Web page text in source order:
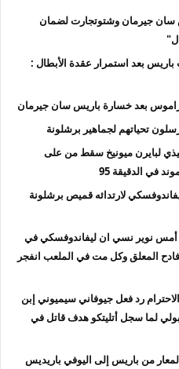
جيرمان وشتوتجارت لضمان
بعد استمرار عقدة الأبطال :
بعد خسارة باريس سان جيرمان
تحياتهم لجماهير برشلونة
لبايرن ميونيخ سقط من على
في الدقيقة 95
لارتدائه قميص برشلونة
أمس ‏نوير نسي ان ليفاندوفسكي في
المعلق وكل مت في الملعب انفجر
رد فعل جيوفاني سيميوني إبن
لما سجل أتليتكو هدف قاتل في
من باريس إلى اليوفي باريديس